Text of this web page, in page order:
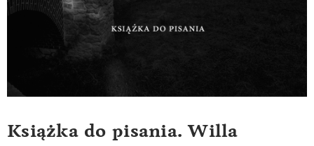
Książka do pisania. Willa